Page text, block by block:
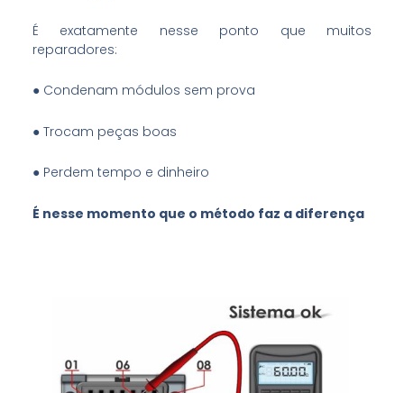
É exatamente nesse ponto que muitos
reparadores:
● Condenam módulos sem prova
● Trocam peças boas
● Perdem tempo e dinheiro
É nesse momento que o método faz a diferença